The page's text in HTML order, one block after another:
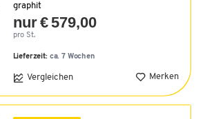
graphit
nur € 579,00
pro St.
Lieferzeit: ca. 7 Wochen
Vergleichen Merken